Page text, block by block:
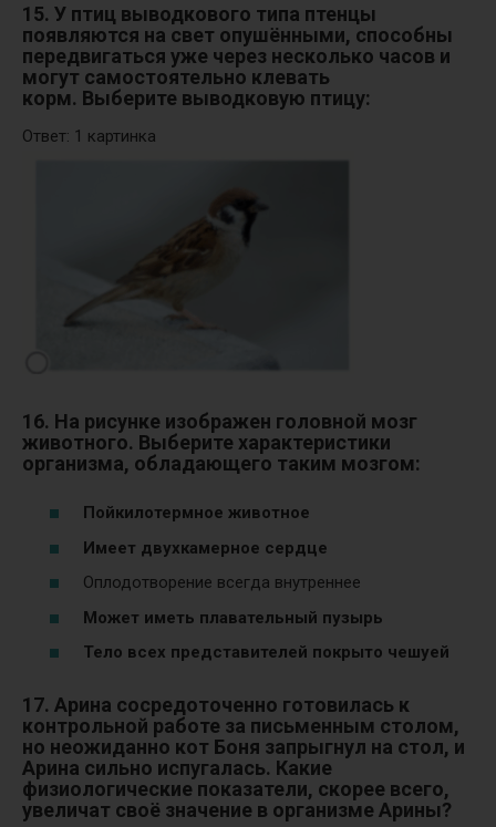
15. У птиц выводкового типа птенцы
появляются на свет опушёнными, способны
передвигаться уже через несколько часов и
могут самостоятельно клевать
корм. Выберите выводковую птицу:
Ответ: 1 картинка
16. На рисунке изображен головной мозг
животного. Выберите характеристики
организма, обладающего таким мозгом:
Пойкилотермное животное
Имеет двухкамерное сердце
Оплодотворение всегда внутреннее
Может иметь плавательный пузырь
Тело всех представителей покрыто чешуей
17. Арина сосредоточенно готовилась к
контрольной работе за письменным столом,
но неожиданно кот Боня запрыгнул на стол, и
Арина сильно испугалась. Какие
физиологические показатели, скорее всего,
увеличат своё значение в организме Арины?